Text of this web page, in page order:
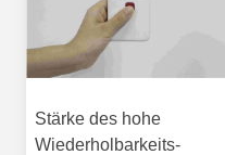
Stärke des hohe
Wiederholbarkeits-